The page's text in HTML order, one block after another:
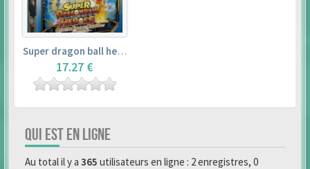
Super dragon ball heroes : official 4 pocket binder set
17.27 €
QUI EST EN LIGNE
Au total il y a 365 utilisateurs en ligne : 2 enregistres, 0